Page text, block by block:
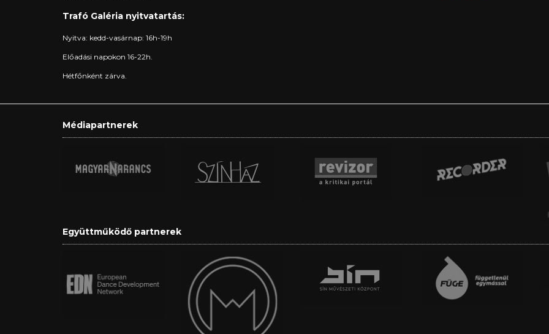
Trafó Galéria nyitvatartás:
Nyitva: kedd-vasárnap: 16h-19h
Előadási napokon 16-22h.
Hétfőnként zárva.
Médiapartnerek
Együttműködő partnerek